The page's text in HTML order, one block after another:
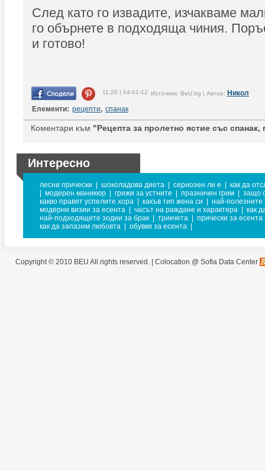
След като го извадите, изчакваме
го обърнете в подходяща чиния.
и готово!
11:20 | 04-01-12 Източник: BeU.bg | Автор: Никол
Елементи: рецепти, спанак
Коментари към "Рецепта за пролетно ястие със
Интересно
лесни прически шоколадова диета сериозен ли е
как да
модерен маникюр грижи за устните празничен грим
защо
какво правят успелите хора
какъв тип жена си
най-полезните
модерни визии за есента
часът на раждане и характера
как
най-подходящите зодии за брак
трикчета
прически за есента
как да запазим любовта
обувки за есента
Copyright © 2010 BEU All rights reserved. | Colocation @ Sofia Data Center